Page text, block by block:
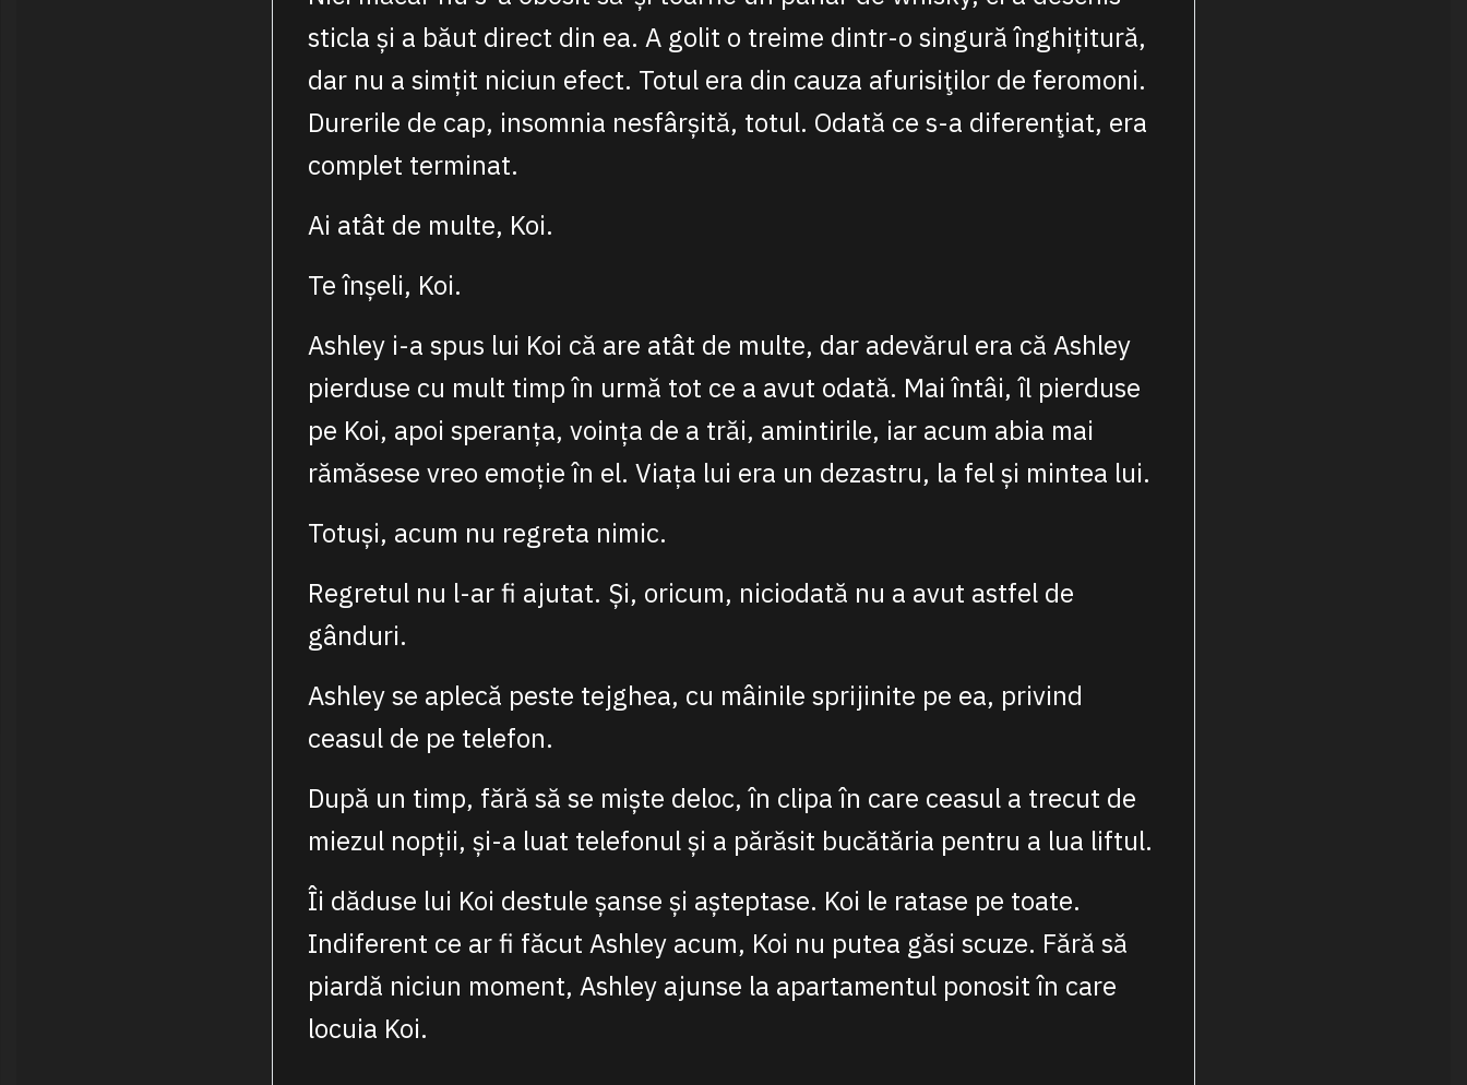
sticla și a băut direct din ea. A golit o treime dintr-o singură înghițitură,
dar nu a simțit niciun efect. Totul era din cauza afurisiţilor de feromoni.
Durerile de cap, insomnia nesfârșită, totul. Odată ce s-a diferenţiat, era
complet terminat.
Ai atât de multe, Koi.
Te înșeli, Koi.
Ashley i-a spus lui Koi că are atât de multe, dar adevărul era că Ashley
pierduse cu mult timp în urmă tot ce a avut odată. Mai întâi, îl pierduse
pe Koi, apoi speranța, voința de a trăi, amintirile, iar acum abia mai
rămăsese vreo emoție în el. Viața lui era un dezastru, la fel și mintea lui.
Totuși, acum nu regreta nimic.
Regretul nu l-ar fi ajutat. Și, oricum, niciodată nu a avut astfel de
gânduri.
Ashley se aplecă peste tejghea, cu mâinile sprijinite pe ea, privind
ceasul de pe telefon.
După un timp, fără să se miște deloc, în clipa în care ceasul a trecut de
miezul nopții, și-a luat telefonul și a părăsit bucătăria pentru a lua liftul.
Îi dăduse lui Koi destule șanse și așteptase. Koi le ratase pe toate.
Indiferent ce ar fi făcut Ashley acum, Koi nu putea găsi scuze. Fără să
piardă niciun moment, Ashley ajunse la apartamentul ponosit în care
locuia Koi.